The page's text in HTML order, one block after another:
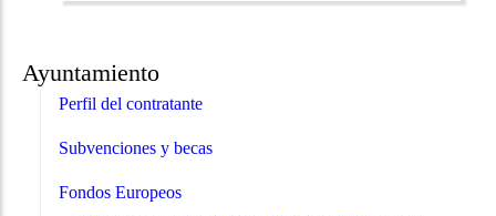
Ayuntamiento
Perfil del contratante
Subvenciones y becas
Fondos Europeos